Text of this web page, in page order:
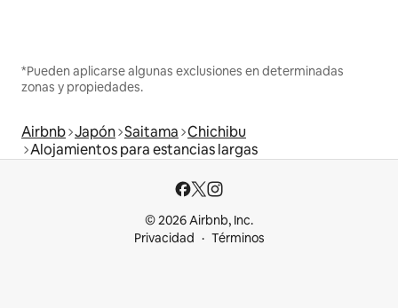
*Pueden aplicarse algunas exclusiones en determinadas
zonas y propiedades.
Airbnb Japón Saitama Chichibu
Alojamientos para estancias largas
© 2026 Airbnb, Inc.
Privacidad
Términos